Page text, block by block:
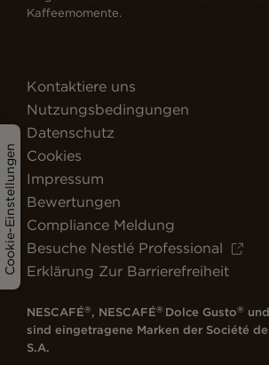
Cookie-Einstellungen
Kaffeemomente.
Kontaktiere uns
Nutzungsbedingungen
Datenschutz
Cookies
Impressum
Bewertungen
Compliance Meldung
Besuche Nestlé Professional
Erklärung Zur Barrierefreiheit
NESCAFÉ®, NESCAFÉ®Dolce Gusto®
sind eingetragene Marken der Société
S.A.